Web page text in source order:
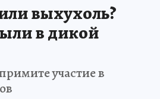
выхухоль?
в дикой
участие в